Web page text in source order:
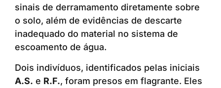
sinais de derramamento diretamente sobre
o solo, além de evidências de descarte
inadequado do material no sistema de
escoamento de água.
Dois indivíduos, identificados pelas iniciais
A.S. e R.F., foram presos em flagrante. Eles